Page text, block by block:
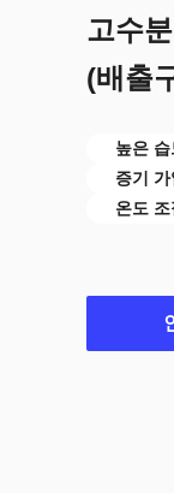
고수
(배출
높은
증기
온도